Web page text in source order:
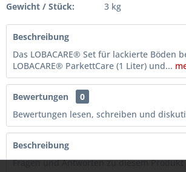
Gewicht / Stück:
3 kg
Beschreibung
Das LOBACARE® Set für lackierte Böden
LOBACARE® ParkettCare (1 Liter) und...
Bewertungen
0
Bewertungen lesen, schreiben und
Beschreibung
Fragen und Antworten zu diesem Produkt